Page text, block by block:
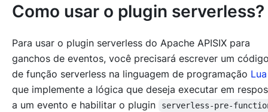
Como usar o plugin serverless?
Para usar o plugin serverless do Apache APISIX para
ganchos de eventos, você precisará escrever um
de função serverless na linguagem de programação Lua
que implemente a lógica que deseja executar em
a um evento e habilitar o plugin
serverless-pre-